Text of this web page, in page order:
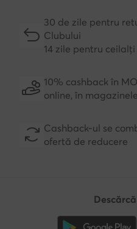
30 de zile pentru
Clubului
14 zile pentru ceilalți
10% cashback în
online, în
Cashback-ul se
ofertă de reducere